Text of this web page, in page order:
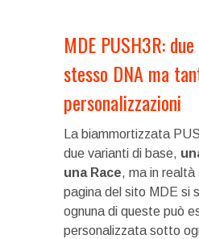
MDE PUSH3R:
stesso DNA ma
personalizzazioni
La biammortizzata
due varianti di base,
una Race, ma in realtà
pagina del sito MDE si
ognuna di queste può
personalizzata sotto